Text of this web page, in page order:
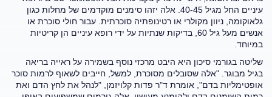
עיניים החל מגיל 40-45. אלה יזהו סימנים מוקדמים של מחלות כגון
גלאוקומה, ניוון מקולרי או רטינופתיה סוכרתית. עבור חולי סוכרת או
אנשים מעל גיל 60, בדיקות שנתיות על ידי רופא עיניים הן קריטיות
במיוחד.
שליטה בגורמי סיכון היא היבט מרכזי נוסף בשמירה על ראייה בריאה
בגיל מבוגר. "אלה שסובלים מסוכרת, למשל, חייבים לשאוף לרמות סוכר
אופטימליות בדם", אומרת ד"ר פדות קלויזמן, "לנהל את לחץ הדם ואת